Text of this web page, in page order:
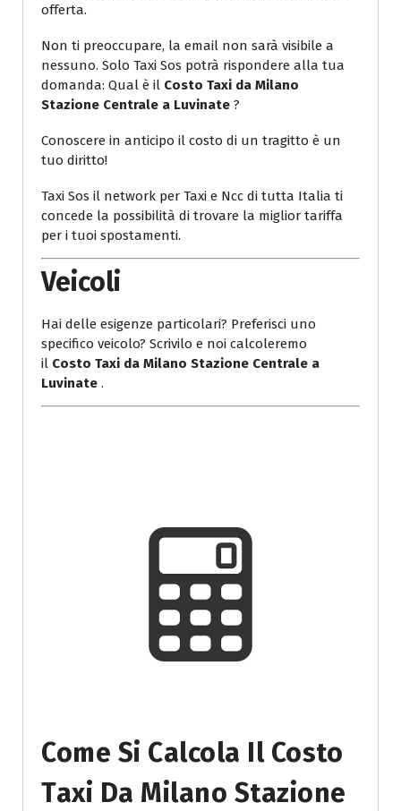
offerta.
Non ti preoccupare, la email non sarà visibile a
nessuno. Solo Taxi Sos potrà rispondere alla tua
domanda: Qual è il Costo Taxi da Milano
Stazione Centrale a Luvinate ?
Conoscere in anticipo il costo di un tragitto è un
tuo diritto!
Taxi Sos il network per Taxi e Ncc di tutta Italia ti
concede la possibilità di trovare la miglior tariffa
per i tuoi spostamenti.
Veicoli
Hai delle esigenze particolari? Preferisci uno
specifico veicolo? Scrivilo e noi calcoleremo
il Costo Taxi da Milano Stazione Centrale a
Luvinate .
Come Si Calcola Il Costo
Taxi Da Milano Stazione